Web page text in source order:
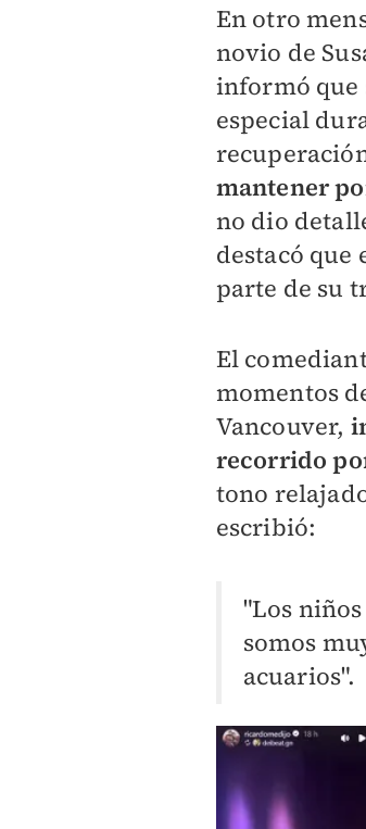
En otro
novio de
informó que
especial
mantener
no dio
destacó que
parte de su
El
momentos
Vancouver,
recorrido
tono
escribió:
"Los
somos
acuarios".